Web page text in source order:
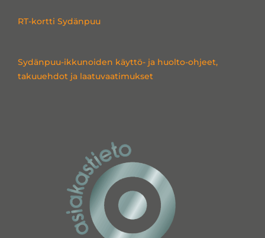
RT-kortti Sydänpuu
Sydänpuu-ikkunoiden käyttö- ja huolto-ohjeet,
takuuehdot ja laatuvaatimukset